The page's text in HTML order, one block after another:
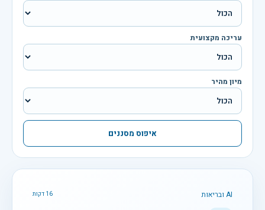
עריכה מקצועית
מיון מהיר
איפוס מסננים
AI ובריאות 16 דקות